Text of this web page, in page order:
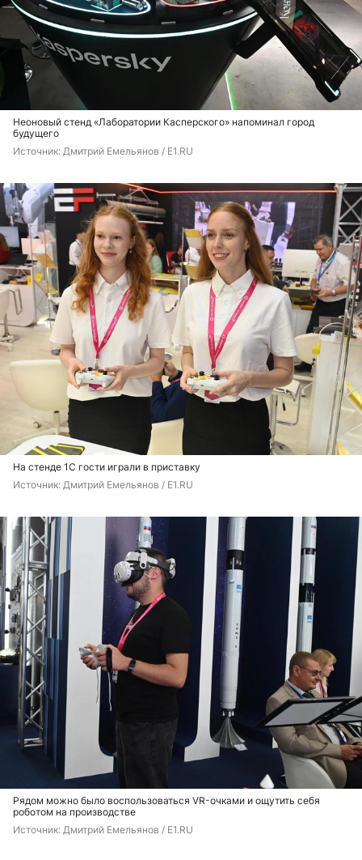
Неоновый стенд «Лаборатории Касперского» напоминал город
будущего
Источник: Дмитрий Емельянов / E1.RU
На стенде 1С гости играли в приставку
Источник: Дмитрий Емельянов / E1.RU
Рядом можно было воспользоваться VR-очками и ощутить себя
роботом на производстве
Источник: Дмитрий Емельянов / E1.RU